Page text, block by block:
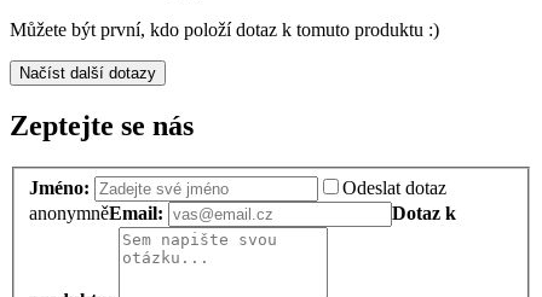
Můžete být první, kdo položí dotaz k tomuto produktu :)
Načíst další dotazy
Zeptejte se nás
Jméno:
Odeslat dotaz
anonymněEmail: Dotaz k